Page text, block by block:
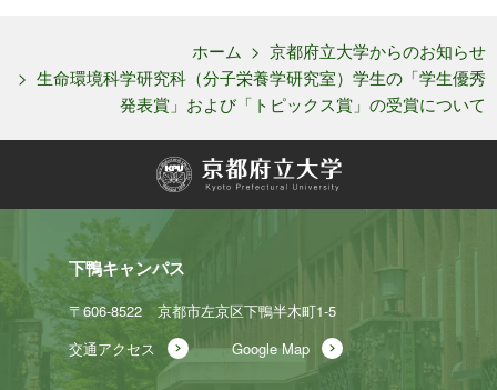
ホーム > 京都府立大学からのお知らせ
> 生命環境科学研究科（分子栄養学研究室）学生の「学生優秀
発表賞」および「トピックス賞」の受賞について
下鴨キャンパス
〒606-8522
京都市左京区下鴨半木町1-5
交通アクセス
Google Map